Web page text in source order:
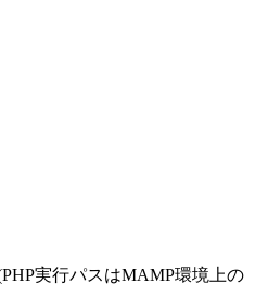
実行パスはMAMP環境上の